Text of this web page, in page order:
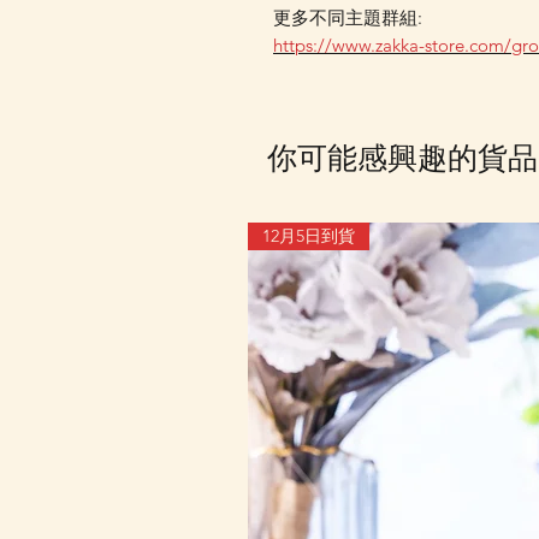
更多不同主題群組:
https://www.zakka-store.com/
你可能感興趣的貨品
12月5日到貨